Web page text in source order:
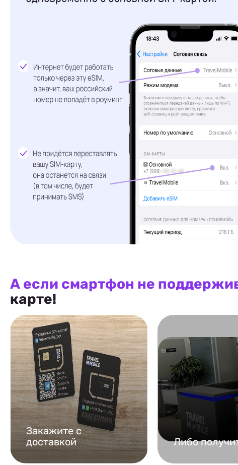
А если смартфон не
карте!
Закажите с
доставкой
Либо